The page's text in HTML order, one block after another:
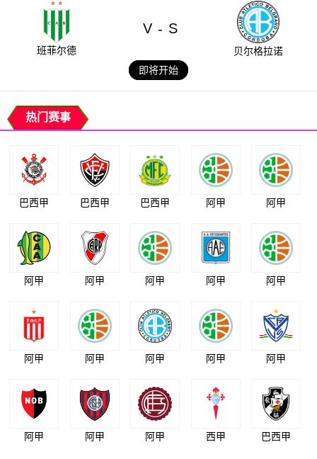
班菲尔德
V - S
贝尔格拉诺
即将开始
热门赛事
巴西甲 巴西甲 巴西甲 阿甲 阿甲
阿甲 阿甲 阿甲 阿甲 阿甲
阿甲 阿甲 阿甲 阿甲 阿甲
阿甲 阿甲 阿甲 西甲 巴西甲